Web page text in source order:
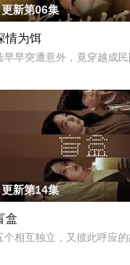
曲折动人的情感，以及
更新第06集
情为饵
早早突遭意外，竟穿越成
女孩庞倩（苏晓彤 饰）
更新第14集
盒
个相互独立，又彼此呼应